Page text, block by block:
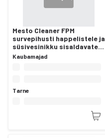
Mesto Cleaner FPM
survepihusti happelistele ja
süsivesinikku sisaldavatele
pesuvahenditele pH 1-9, 1,5
Kaubamajad
Tarne